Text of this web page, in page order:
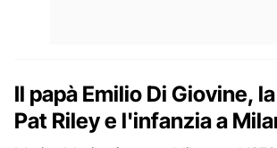
Il papà Emilio Di Giovine,
Pat Riley e l'infanzia a